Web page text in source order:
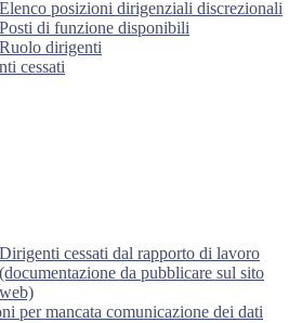
Elenco posizioni dirigenziali discrezionali
Posti di funzione disponibili
Ruolo dirigenti
cessati
Dirigenti cessati dal rapporto di lavoro
(documentazione da pubblicare sul sito
web)
per mancata comunicazione dei dati